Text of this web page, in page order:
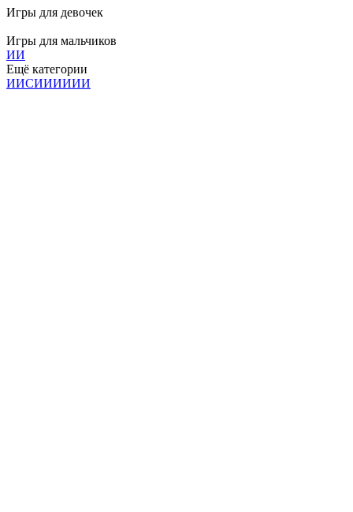
Игры для девочек
Игры для мальчиков
ИИ
Ещё категории
ИИСИИИИИИ